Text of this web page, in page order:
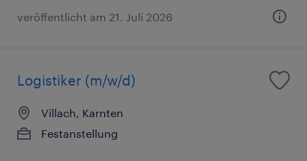
veröffentlicht am 21. Juli 2026
Logistiker (m/w/d)
Villach, Karnten
Festanstellung